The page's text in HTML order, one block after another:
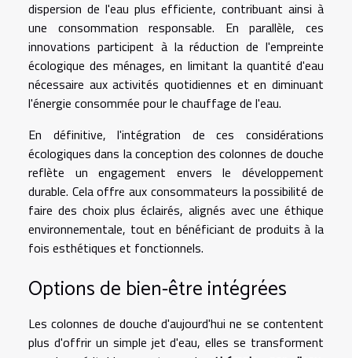
dispersion de l'eau plus efficiente, contribuant ainsi à
une consommation responsable. En parallèle, ces
innovations participent à la réduction de l'empreinte
écologique des ménages, en limitant la quantité d'eau
nécessaire aux activités quotidiennes et en diminuant
l'énergie consommée pour le chauffage de l'eau.
En définitive, l'intégration de ces considérations
écologiques dans la conception des colonnes de douche
reflète un engagement envers le développement
durable. Cela offre aux consommateurs la possibilité de
faire des choix plus éclairés, alignés avec une éthique
environnementale, tout en bénéficiant de produits à la
fois esthétiques et fonctionnels.
Options de bien-être intégrées
Les colonnes de douche d'aujourd'hui ne se contentent
plus d'offrir un simple jet d'eau, elles se transforment